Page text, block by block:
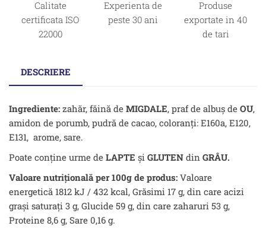
Calitate
certificata ISO
22000
Experienta de
peste 30 ani
Produse
exportate in 40
de tari
DESCRIERE
Ingrediente: zahăr, făină de MIGDALE, praf de albuş de OU,
amidon de porumb, pudră de cacao, coloranţi: E160a, E120,
E131, arome, sare.
Poate conține urme de LAPTE şi GLUTEN din GRÂU.
Valoare nutrițională per 100g de produs: Valoare
energetică 1812 kJ / 432 kcal, Grăsimi 17 g, din care acizi
grași saturați 3 g, Glucide 59 g, din care zaharuri 53 g,
Proteine 8,6 g, Sare 0,16 g.